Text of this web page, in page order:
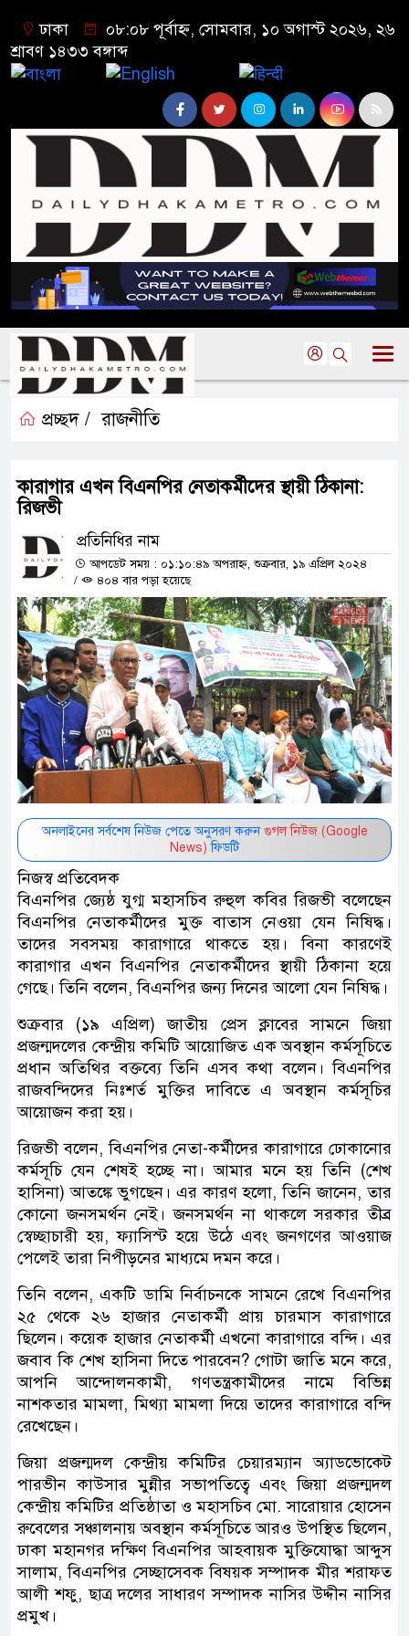
ঢাকা
০৮:০৮ পূর্বাহ্ন, সোমবার, ১০ অগাস্ট ২০২৬, ২৬
শ্রাবণ ১৪৩৩ বঙ্গাব্দ
প্রচ্ছদ / রাজনীতি
কারাগার এখন বিএনপির নেতাকর্মীদের স্থায়ী ঠিকানা:
রিজভী
প্রতিনিধির নাম
আপডেট সময় : ০১:১০:৪৯ অপরাহ্ন, শুক্রবার, ১৯ এপ্রিল ২০২৪
/
৪০৪ বার পড়া হয়েছে
অনলাইনের সর্বশেষ নিউজ পেতে অনুসরণ করুন গুগল নিউজ (Google
News) ফিডটি
নিজস্ব প্রতিবেদক
বিএনপির জ্যেষ্ঠ যুগ্ম মহাসচিব রুহুল কবির রিজভী বলেছেন
বিএনপির নেতাকর্মীদের মুক্ত বাতাস নেওয়া যেন নিষিদ্ধ।
তাদের সবসময় কারাগারে থাকতে হয়। বিনা কারণেই
কারাগার এখন বিএনপির নেতাকর্মীদের স্থায়ী ঠিকানা হয়ে
গেছে। তিনি বলেন, বিএনপির জন্য দিনের আলো যেন নিষিদ্ধ।
শুক্রবার (১৯ এপ্রিল) জাতীয় প্রেস ক্লাবের সামনে জিয়া
প্রজন্মদলের কেন্দ্রীয় কমিটি আয়োজিত এক অবস্থান কর্মসূচিতে
প্রধান অতিথির বক্তব্যে তিনি এসব কথা বলেন। বিএনপির
রাজবন্দিদের নিঃশর্ত মুক্তির দাবিতে এ অবস্থান কর্মসূচির
আয়োজন করা হয়।
রিজভী বলেন, বিএনপির নেতা-কর্মীদের কারাগারে ঢোকানোর
কর্মসূচি যেন শেষই হচ্ছে না। আমার মনে হয় তিনি (শেখ
হাসিনা) আতঙ্কে ভুগছেন। এর কারণ হলো, তিনি জানেন, তার
কোনো জনসমর্থন নেই। জনসমর্থন না থাকলে সরকার তীব্র
স্বেচ্ছাচারী হয়, ফ্যাসিস্ট হয়ে উঠে এবং জনগণের আওয়াজ
পেলেই তারা নিপীড়নের মাধ্যমে দমন করে।
তিনি বলেন, একটি ডামি নির্বাচনকে সামনে রেখে বিএনপির
২৫ থেকে ২৬ হাজার নেতাকর্মী প্রায় চারমাস কারাগারে
ছিলেন। কয়েক হাজার নেতাকর্মী এখনো কারাগারে বন্দি। এর
জবাব কি শেখ হাসিনা দিতে পারবেন? গোটা জাতি মনে করে,
আপনি আন্দোলনকামী, গণতন্ত্রকামীদের নামে বিভিন্ন
নাশকতার মামলা, মিথ্যা মামলা দিয়ে তাদের কারাগারে বন্দি
রেখেছেন।
জিয়া প্রজন্মদল কেন্দ্রীয় কমিটির চেয়ারম্যান অ্যাডভোকেট
পারভীন কাউসার মুন্নীর সভাপতিত্বে এবং জিয়া প্রজন্মদল
কেন্দ্রীয় কমিটির প্রতিষ্ঠাতা ও মহাসচিব মো. সারোয়ার হোসেন
রুবেলের সঞ্চালনায় অবস্থান কর্মসূচিতে আরও উপস্থিত ছিলেন,
ঢাকা মহানগর দক্ষিণ বিএনপির আহবায়ক মুক্তিযোদ্ধা আব্দুস
সালাম, বিএনপির সেচ্ছাসেবক বিষয়ক সম্পাদক মীর শরাফত
আলী শফু, ছাত্র দলের সাধারণ সম্পাদক নাসির উদ্দীন নাসির
প্রমুখ।